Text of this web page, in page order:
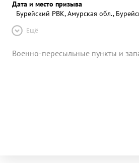
Дата и место призыва
Бурейский РВК, Амурская обл.,
Ещё
Военно-пересыльные пункты и